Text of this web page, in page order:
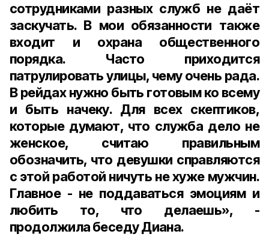
сотрудниками разных служб не даёт
заскучать. В мои обязанности также
входит и охрана общественного
порядка. Часто приходится
патрулировать улицы, чему очень рада.
В рейдах нужно быть готовым ко всему
и быть начеку. Для всех скептиков,
которые думают, что служба дело не
женское, считаю правильным
обозначить, что девушки справляются
с этой работой ничуть не хуже мужчин.
Главное - не поддаваться эмоциям и
любить то, что делаешь», -
продолжила беседу Диана.